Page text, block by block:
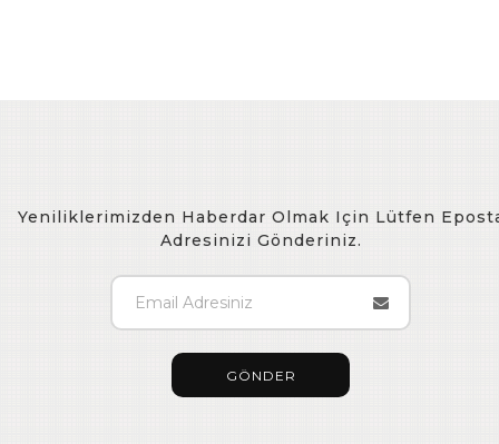
Yeniliklerimizden Haberdar Olmak Için Lütfen
Adresinizi Gönderiniz.
GÖNDER